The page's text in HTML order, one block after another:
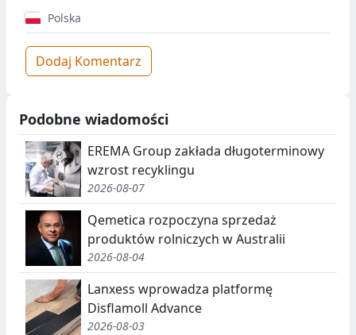
Polska
Dodaj Komentarz
Podobne wiadomości
EREMA Group zakłada długoterminowy
wzrost recyklingu
2026-08-07
Qemetica rozpoczyna sprzedaż
produktów rolniczych w Australii
2026-08-04
Lanxess wprowadza platformę
Disflamoll Advance
2026-08-03